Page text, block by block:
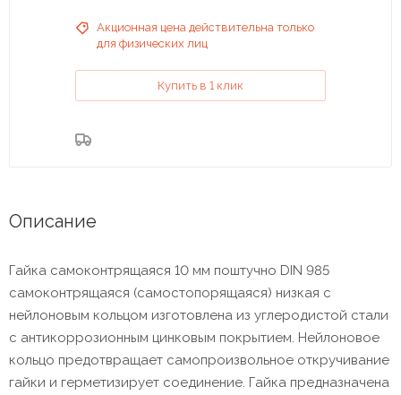
Акционная цена действительна только
для физических лиц
Купить в 1 клик
Описание
Гайка самоконтрящаяся 10 мм поштучно DIN 985
самоконтрящаяся (самостопорящаяся) низкая с
нейлоновым кольцом изготовлена из углеродистой стали
с антикоррозионным цинковым покрытием. Нейлоновое
кольцо предотвращает самопроизвольное откручивание
гайки и герметизирует соединение. Гайка предназначена